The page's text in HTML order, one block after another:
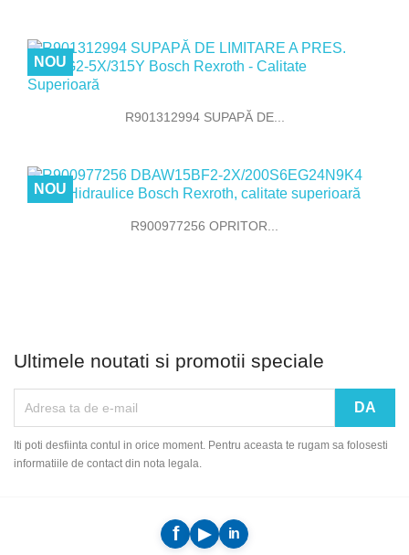
R901312994 SUPAPĂ DE...
NOU
R900977256 OPRITOR...
NOU
Ultimele noutati si promotii speciale
Iti poti desfiinta contul in orice moment. Pentru aceasta te rugam sa folosesti
informatiile de contact din nota legala.